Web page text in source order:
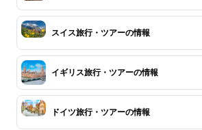
スイス旅行・ツアーの情報
イギリス旅行・ツアーの情報
ドイツ旅行・ツアーの情報